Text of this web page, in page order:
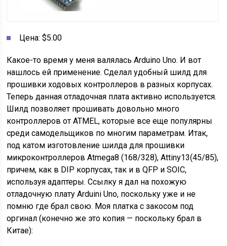
Цена: $5.00
Какое-то время у меня валялась Arduino Uno. И вот
нашлось ей применение. Сделал удобный шилд для
прошивки ходовых контроллеров в разных корпусах.
Теперь данная отладочная плата активно используется.
Шилд позволяет прошивать довольно много
контроллеров от ATMEL, которые все еще популярны
среди самодельщиков по многим параметрам. Итак,
под катом изготовление шилда для прошивки
микроконтроллеров Atmega8 (168/328), Attiny13(45/85),
причем, как в DIP корпусах, так и в QFP и SOIC,
используя адаптеры. Ссылку я дал на похожую
отладочную плату Arduini Uno, поскольку уже и не
помню где брал свою. Моя платка с закосом под
оргинал (конечно же это копия — поскольку брал в
Китае):